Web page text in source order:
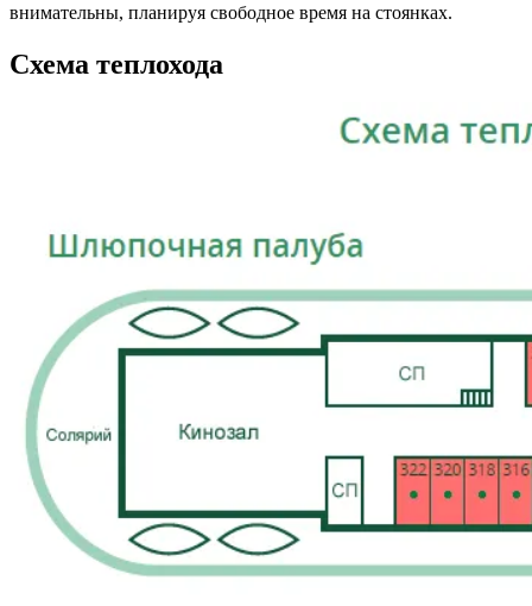
внимательны, планируя свободное время на стоянках.
Схема теплохода